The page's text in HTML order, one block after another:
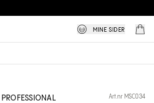
MINE SIDER
Art.nr MSC034